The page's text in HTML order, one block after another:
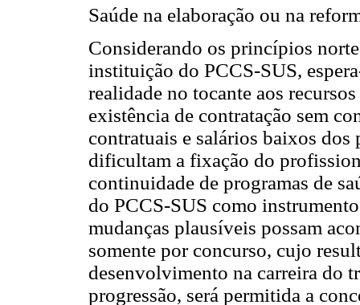
Saúde na elaboração ou na
Considerando os princípios
instituição do PCCS-SUS,
realidade no tocante aos
existência de contratação sem
contratuais e salários baixos dos
dificultam a fixação do
continuidade de programas de
do PCCS-SUS como
mudanças plausíveis possam
somente por concurso, cujo
desenvolvimento na carreira do
progressão, será permitida a